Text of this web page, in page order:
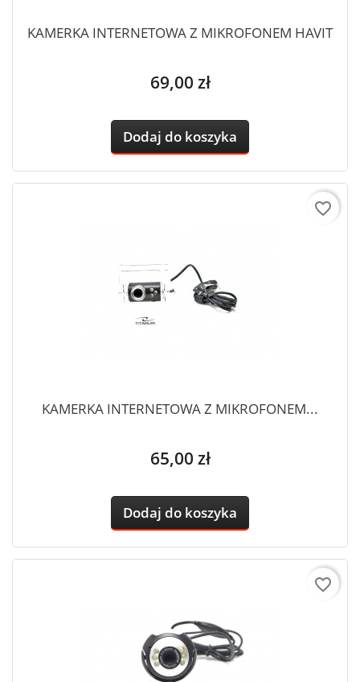
KAMERKA INTERNETOWA Z MIKROFONEM HAVIT
Cena
69,00 zł
Dodaj do koszyka
KAMERKA INTERNETOWA Z MIKROFONEM...
Cena
65,00 zł
Dodaj do koszyka
favorite_border
favorite_border